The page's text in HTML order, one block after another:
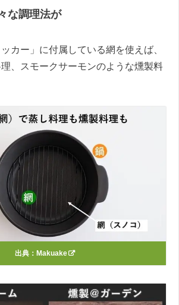
な調理法が
カー」に付属している網を使えば、
、スモークサーモンのような燻製料
出典： Makuake